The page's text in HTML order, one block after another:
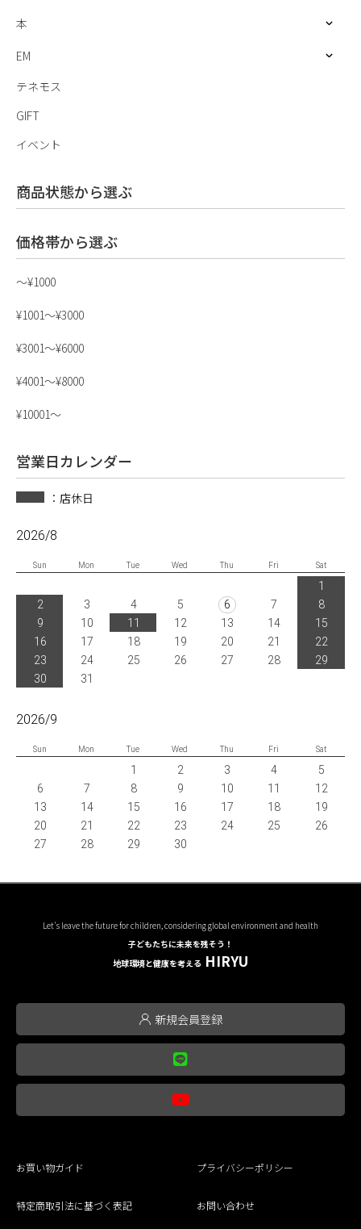
本
EM
テネモス
GIFT
イベント
商品状態から選ぶ
価格帯から選ぶ
〜¥1000
¥1001〜¥3000
¥3001〜¥6000
¥4001〜¥8000
¥10001〜
営業日カレンダー
：店休日
2026/8
Sun Mon Tue Wed Thu Fri Sat
1
2
3 4 5 6 7
8
9
10 11 12 13 14
15
16
17 18 19 20 21
22
23
24 25 26 27 28
29
30
31
2026/9
Sun Mon Tue Wed Thu Fri Sat
1 2 3 4
5
6
7 8 9 10 11
12
13
14 15 16 17 18
19
20
21 22 23 24 25
26
27
28 29 30
Let's leave the future for children, considering global environment and health
子どもたちに未来を残そう！
地球環境と健康を考える HIRYU
新規会員登録
お買い物ガイド プライバシーポリシー
特定商取引法に基づく表記 お問い合わせ